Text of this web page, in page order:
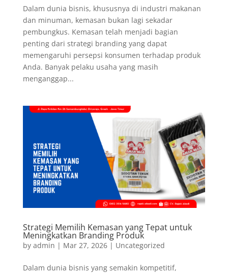
Dalam dunia bisnis, khususnya di industri makanan
dan minuman, kemasan bukan lagi sekadar
pembungkus. Kemasan telah menjadi bagian
penting dari strategi branding yang dapat
memengaruhi persepsi konsumen terhadap produk
Anda. Banyak pelaku usaha yang masih
menganggap...
Strategi Memilih Kemasan yang Tepat untuk
Meningkatkan Branding Produk
by admin | Mar 27, 2026| Uncategorized
Dalam dunia bisnis yang semakin kompetitif,